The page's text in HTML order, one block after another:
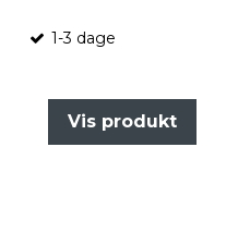
1-3 dage
Vis produkt